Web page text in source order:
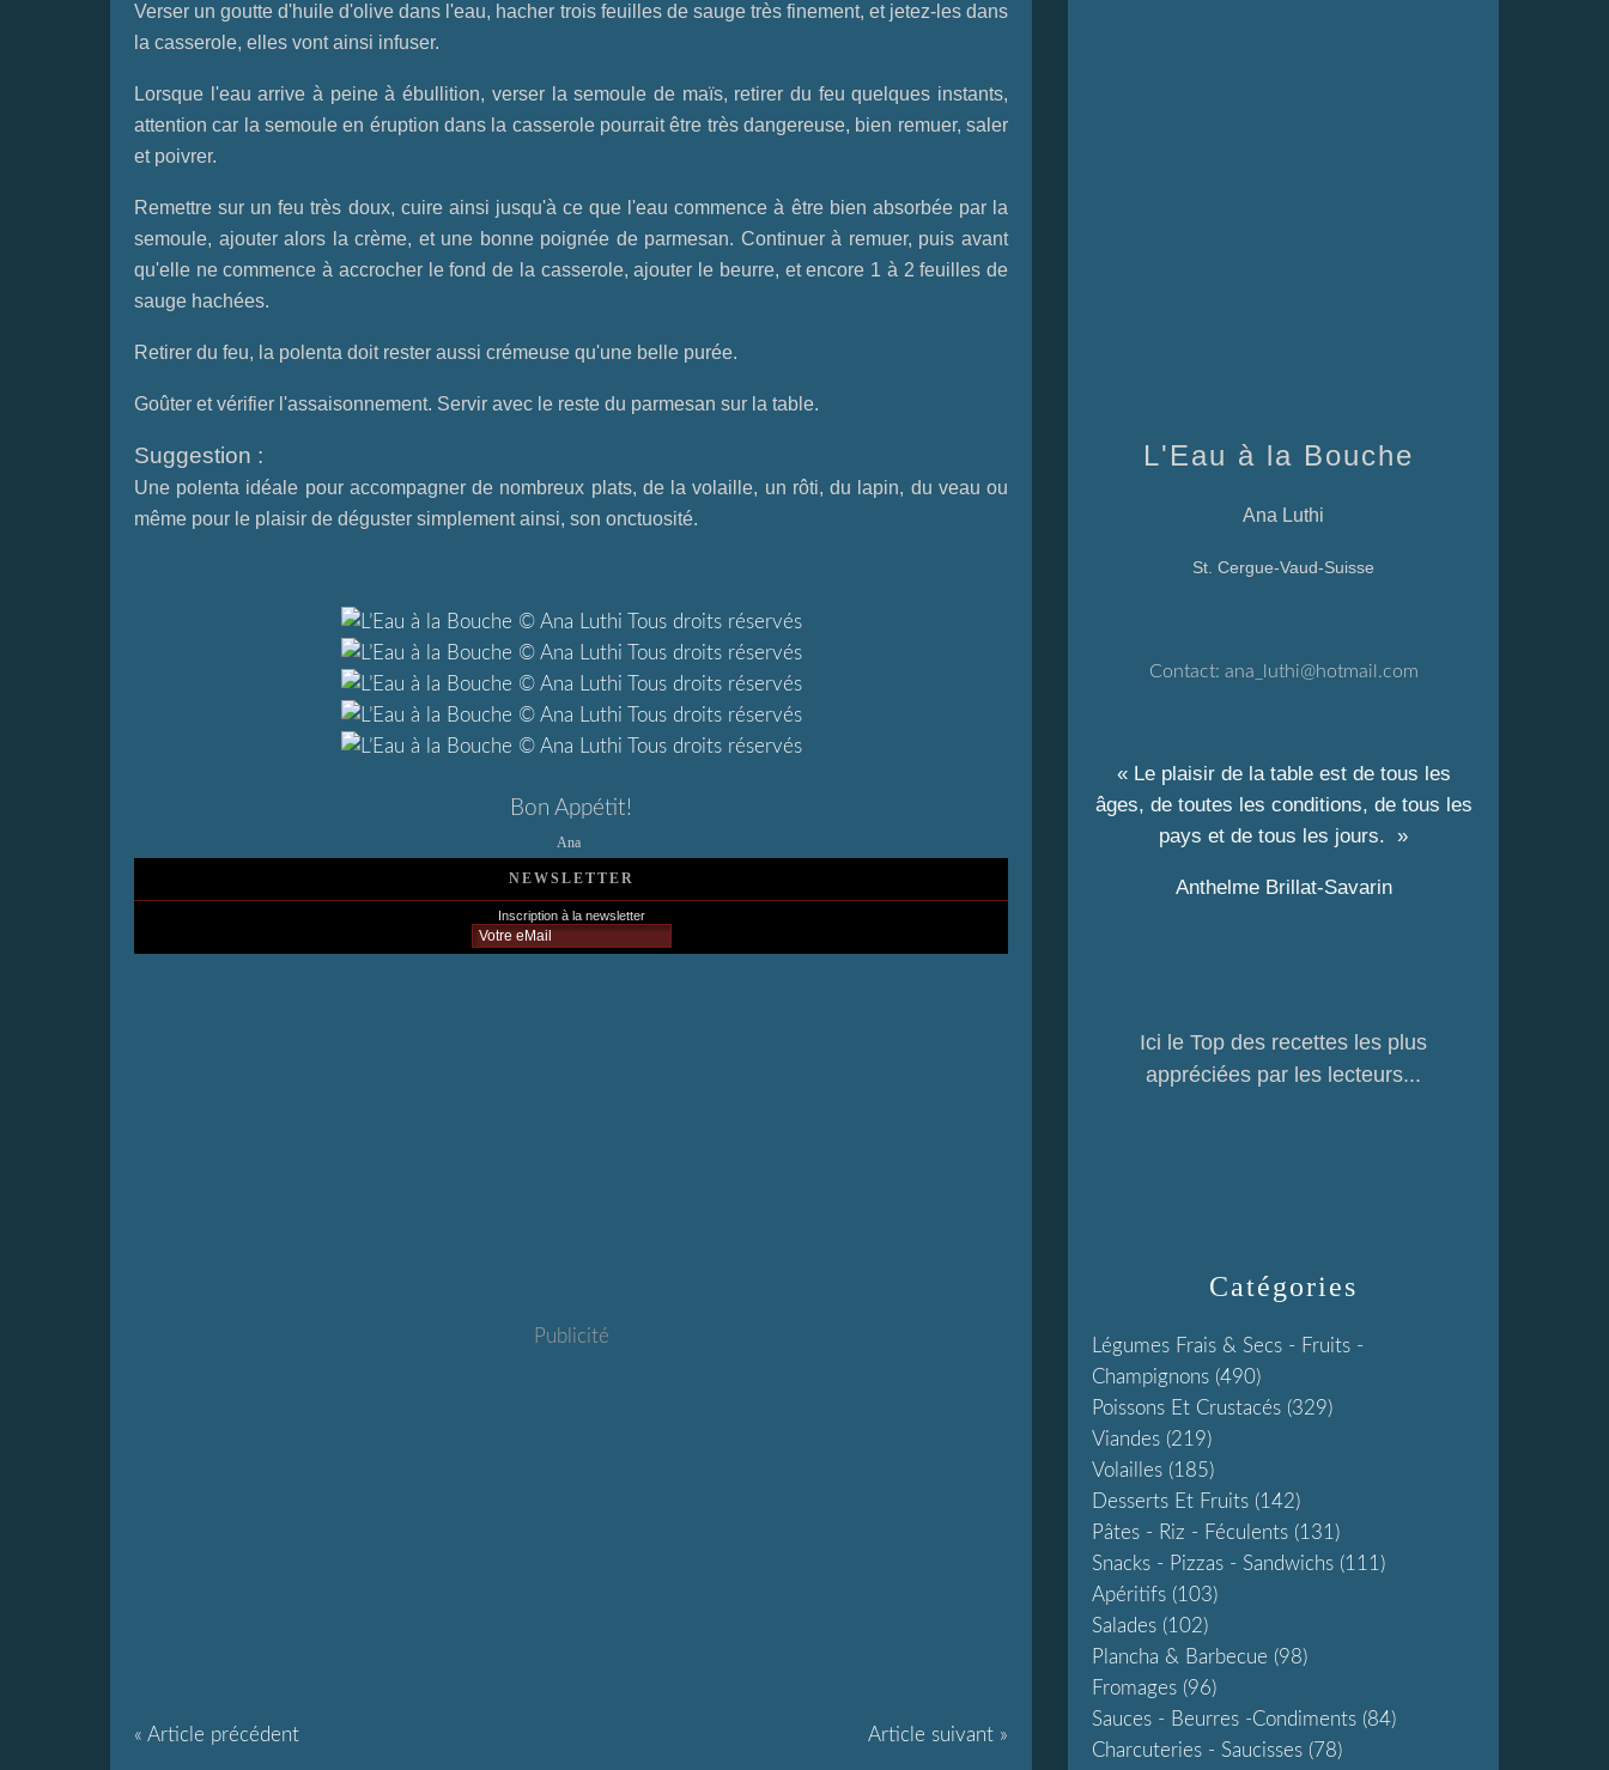
Verser un goutte d'huile d'olive dans l'eau, hacher trois feuilles de sauge très finement, et jetez-les dans
la casserole, elles vont ainsi infuser.
Lorsque l'eau arrive à peine à ébullition, verser la semoule de maïs, retirer du feu quelques instants,
attention car la semoule en éruption dans la casserole pourrait être très dangereuse, bien remuer, saler
et poivrer.
Remettre sur un feu très doux, cuire ainsi jusqu'à ce que l'eau commence à être bien absorbée par la
semoule, ajouter alors la crème, et une bonne poignée de parmesan. Continuer à remuer, puis avant
qu'elle ne commence à accrocher le fond de la casserole, ajouter le beurre, et encore 1 à 2 feuilles de
sauge hachées.
Retirer du feu, la polenta doit rester aussi crémeuse qu'une belle purée.
Goûter et vérifier l'assaisonnement. Servir avec le reste du parmesan sur la table.
Suggestion :
Une polenta idéale pour accompagner de nombreux plats, de la volaille, un rôti, du lapin, du veau ou
même pour le plaisir de déguster simplement ainsi, son onctuosité.
Bon Appétit!
Ana
NEWSLETTER
Inscription à la newsletter
Publicité
« Article précédent Article suivant »
Catégories
Légumes Frais & Secs - Fruits -
Champignons (490)
Poissons Et Crustacés (329)
Viandes (219)
Volailles (185)
Desserts Et Fruits (142)
Pâtes - Riz - Féculents (131)
Snacks - Pizzas - Sandwichs (111)
Apéritifs (103)
Salades (102)
Plancha & Barbecue (98)
Fromages (96)
Sauces - Beurres -condiments (84)
Charcuteries - Saucisses (78)
L'Eau à la Bouche
Ana Luthi
St. Cergue-Vaud-Suisse
Contact: ana_luthi@hotmail.com
« Le plaisir de la table est de tous les
âges, de toutes les conditions, de tous les
pays et de tous les jours. »
Anthelme Brillat-Savarin
Ici le Top des recettes les plus
appréciées par les lecteurs...